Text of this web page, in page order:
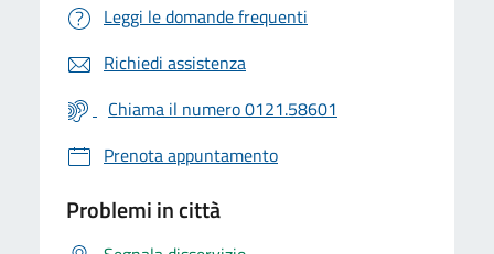
Leggi le domande frequenti
Richiedi assistenza
Chiama il numero 0121.58601
Prenota appuntamento
Problemi in città